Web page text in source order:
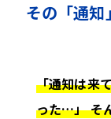
その「通知
「通知は来
った…」 そ